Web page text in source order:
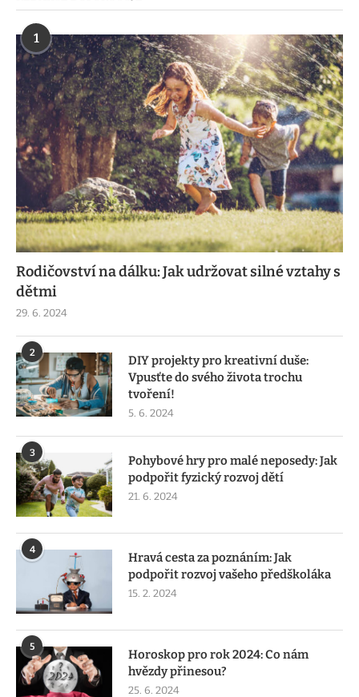
1
Rodičovství na dálku: Jak udržovat silné vztahy s
dětmi
29. 6. 2024
2
DIY projekty pro kreativní duše:
Vpusťte do svého života trochu
tvoření!
5. 6. 2024
3
Pohybové hry pro malé neposedy: Jak
podpořit fyzický rozvoj dětí
21. 6. 2024
4
Hravá cesta za poznáním: Jak
podpořit rozvoj vašeho předškoláka
15. 2. 2024
5
Horoskop pro rok 2024: Co nám
hvězdy přinesou?
25. 6. 2024